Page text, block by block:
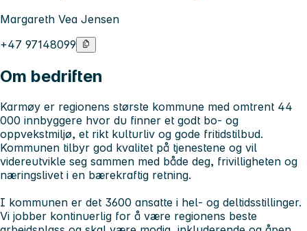
Margareth Vea Jensen
+47 97148099
Om bedriften
Karmøy er regionens største kommune med omtrent 44
000 innbyggere hvor du finner et godt bo- og
oppvekstmiljø, et rikt kulturliv og gode fritidstilbud.
Kommunen tilbyr god kvalitet på tjenestene og vil
videreutvikle seg sammen med både deg, frivilligheten og
næringslivet i en bærekraftig retning.
I kommunen er det 3600 ansatte i hel- og deltidsstillinger.
Vi jobber kontinuerlig for å være regionens beste